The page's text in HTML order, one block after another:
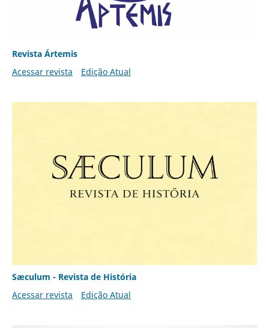
Revista Ártemis
Acessar revista
Edição Atual
Sæculum - Revista de História
Acessar revista
Edição Atual